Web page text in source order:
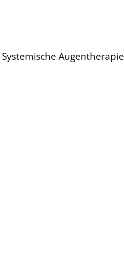
Systemische Augentherapie